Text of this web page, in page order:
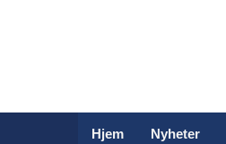
Hjem Nyheter